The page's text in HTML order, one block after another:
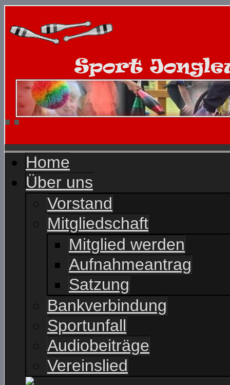
Home
Über uns
Vorstand
Mitgliedschaft
Mitglied werden
Aufnahmeantrag
Satzung
Bankverbindung
Sportunfall
Audiobeiträge
Vereinslied